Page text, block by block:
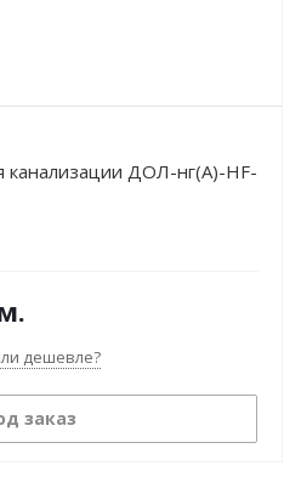
канализации ДОЛ-нг(А)-HF-
дешевле?
заказ